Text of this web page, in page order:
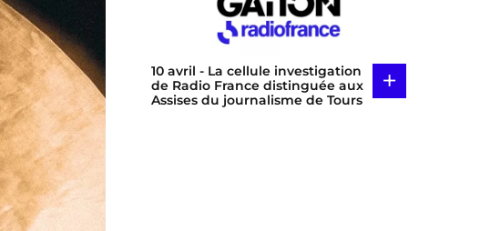
10 avril - La cellule investigation
de Radio France distinguée aux
Assises du journalisme de Tours
+